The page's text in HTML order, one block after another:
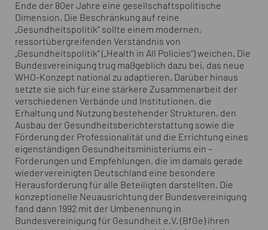
Ende der 80er Jahre eine gesellschaftspolitische
Dimension. Die Beschränkung auf reine
„Gesundheitspolitik“ sollte einem modernen,
ressortübergreifenden Verständnis von
„Gesundheitspolitik“ („Health in All Policies“) weichen. Die
Bundesvereinigung trug maßgeblich dazu bei, das neue
WHO-Konzept national zu adaptieren. Darüber hinaus
setzte sie sich für eine stärkere Zusammenarbeit der
verschiedenen Verbände und Institutionen, die
Erhaltung und Nutzung bestehender Strukturen, den
Ausbau der Gesundheitsberichterstattung sowie die
Förderung der Professionalität und die Errichtung eines
eigenständigen Gesundheitsministeriums ein –
Forderungen und Empfehlungen, die im damals gerade
wiedervereinigten Deutschland eine besondere
Herausforderung für alle Beteiligten darstellten. Die
konzeptionelle Neuausrichtung der Bundesvereinigung
fand dann 1992 mit der Umbenennung in
Bundesvereinigung für Gesundheit e.V. (BfGe) ihren